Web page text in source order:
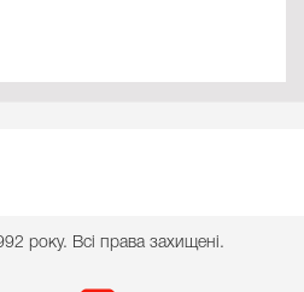
року. Всі права захищені.